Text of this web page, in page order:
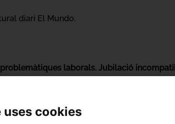
diari El Mundo.
problemàtiques laborals. Jubilació
laborals i econòmiques que afecten els
al contrari, se'ls ha obligat a integrar-se
condicions laborals i la seva
cookies